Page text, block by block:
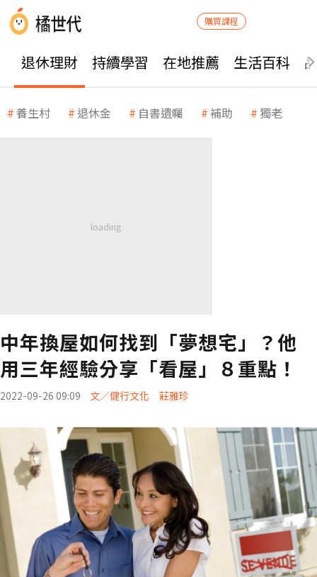
購買課程
退休理財 持續學習 在地推薦 生活百科
養生村 退休金 自書遺囑 補助 獨老
中年換屋如何找到「夢想宅」？他
用三年經驗分享「看屋」８重點！
2022-09-26 09:09 文／健行文化 莊雅珍